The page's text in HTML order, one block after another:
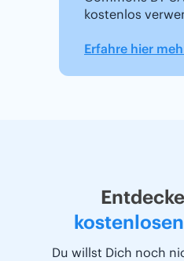
kostenlos
Erfahre hier
Du willst Dich noch